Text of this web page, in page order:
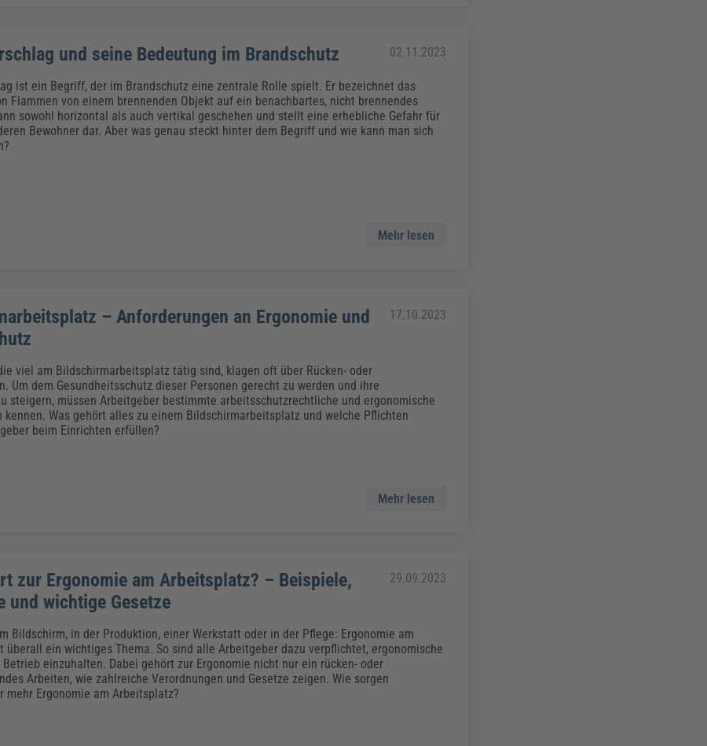
und seine Bedeutung im Brandschutz 02.11.2023
ist ein Begriff, der im Brandschutz eine zentrale Rolle spielt. Er bezeichnet das
Flammen von einem brennenden Objekt auf ein benachbartes, nicht brennendes
sowohl horizontal als auch vertikal geschehen und stellt eine erhebliche Gefahr für
Bewohner dar. Aber was genau steckt hinter dem Begriff und wie kann man sich
Mehr lesen
– Anforderungen an Ergonomie und
17.10.2023
viel am Bildschirmarbeitsplatz tätig sind, klagen oft über Rücken- oder
Um dem Gesundheitsschutz dieser Personen gerecht zu werden und ihre
steigern, müssen Arbeitgeber bestimmte arbeitsschutzrechtliche und ergonomische
kennen. Was gehört alles zu einem Bildschirmarbeitsplatz und welche Pflichten
beim Einrichten erfüllen?
Mehr lesen
zur Ergonomie am Arbeitsplatz? – Beispiele,
und wichtige Gesetze
29.09.2023
Bildschirm, in der Produktion, einer Werkstatt oder in der Pflege: Ergonomie am
überall ein wichtiges Thema. So sind alle Arbeitgeber dazu verpflichtet, ergonomische
Betrieb einzuhalten. Dabei gehört zur Ergonomie nicht nur ein rücken- oder
Arbeiten, wie zahlreiche Verordnungen und Gesetze zeigen. Wie sorgen
mehr Ergonomie am Arbeitsplatz?